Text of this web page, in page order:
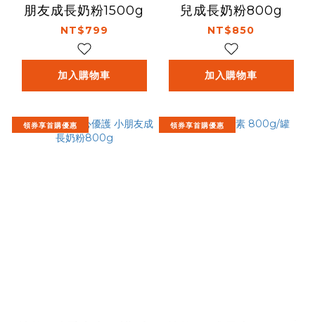
朋友成長奶粉1500g
NT$799
加入購物車
兒成長奶粉800g
NT$850
加入購物車
領券享首購優惠 領券享首購優惠